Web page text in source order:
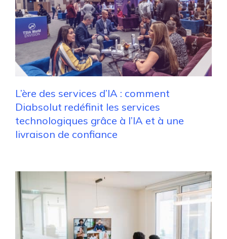
L’ère des services d’IA : comment
Diabsolut redéfinit les services
technologiques grâce à l’IA et à une
livraison de confiance